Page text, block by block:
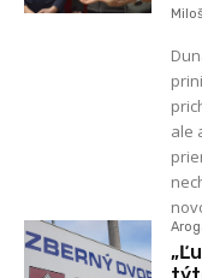
ale